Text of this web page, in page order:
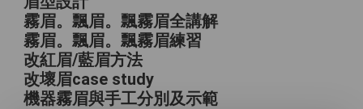
霧眉。飄眉。飄霧眉全講解
霧眉。飄眉。飄霧眉練習
改紅眉/藍眉方法
改壞眉case study
機器霧眉與手工分別及示範